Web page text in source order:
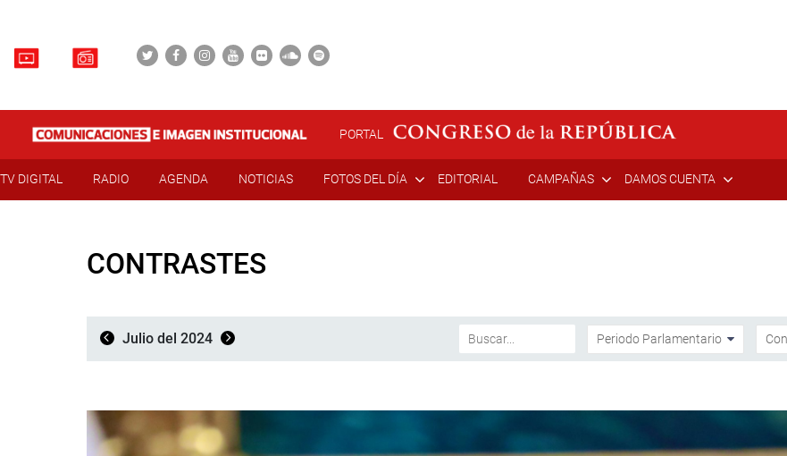
PORTAL
TV DIGITAL RADIO AGENDA NOTICIAS FOTOS DEL DÍA EDITORIAL CAMPAÑAS DAMOS CUENTA
CONTRASTES
Julio del 2024